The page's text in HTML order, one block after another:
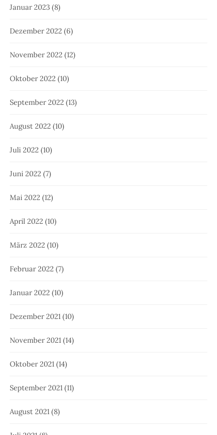
Januar 2023 (8)
Dezember 2022 (6)
November 2022 (12)
Oktober 2022 (10)
September 2022 (13)
August 2022 (10)
Juli 2022 (10)
Juni 2022 (7)
Mai 2022 (12)
April 2022 (10)
März 2022 (10)
Februar 2022 (7)
Januar 2022 (10)
Dezember 2021 (10)
November 2021 (14)
Oktober 2021 (14)
September 2021 (11)
August 2021 (8)